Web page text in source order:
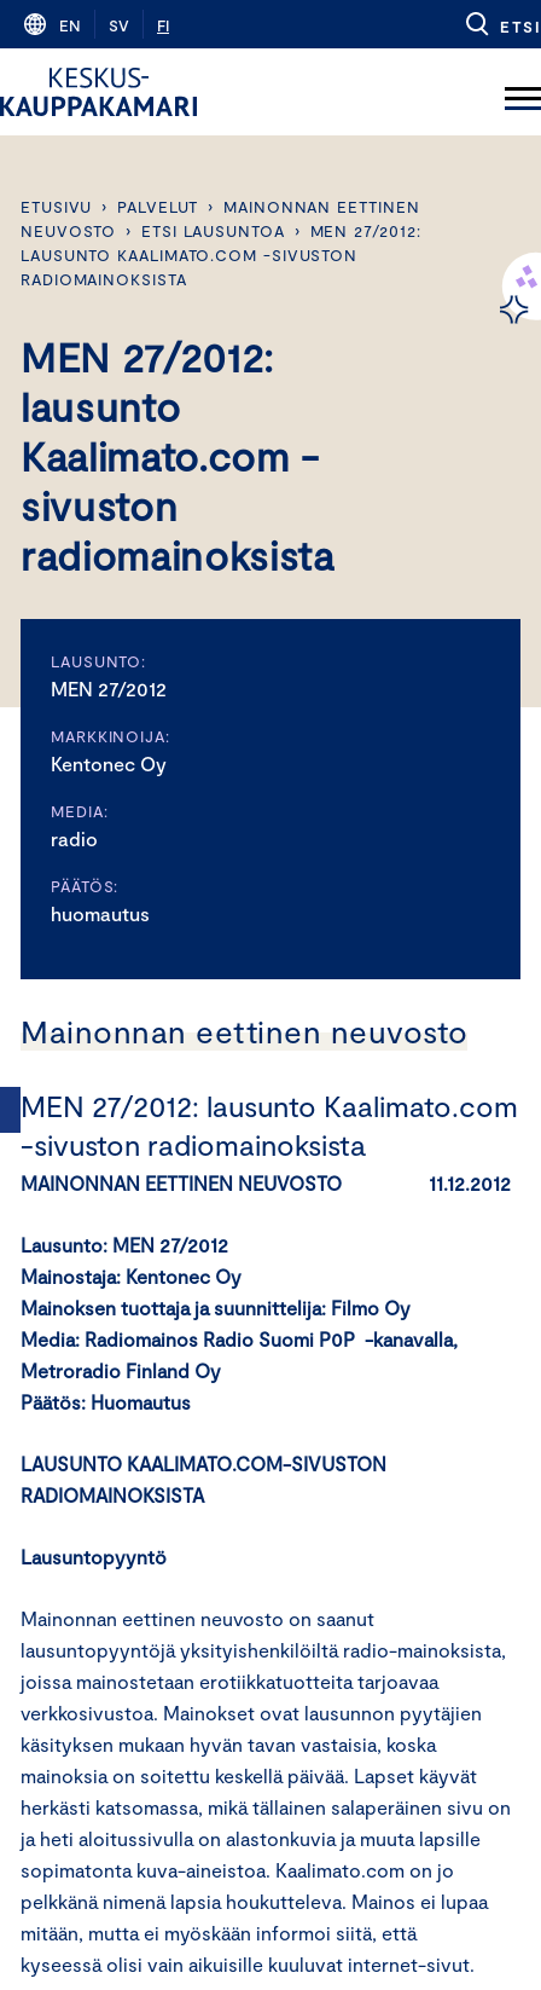
Skip
content
EN SV FI ETSI
ETUSIVU › PALVELUT ›
MAINONNAN EETTINEN
NEUVOSTO
› ETSI LAUSUNTOA ›
MEN 27/2012:
LAUSUNTO KAALIMATO.COM -SIVUSTON
RADIOMAINOKSISTA
MEN 27/2012:
lausunto
Kaalimato.com -
sivuston
radiomainoksista
LAUSUNTO:
MEN 27/2012
MARKKINOIJA:
Kentonec Oy
MEDIA:
radio
PÄÄTÖS:
huomautus
Mainonnan eettinen neuvosto
MEN 27/2012: lausunto Kaalimato.com
-sivuston radiomainoksista
MAINONNAN EETTINEN NEUVOSTO 11.12.2012
Lausunto: MEN 27/2012
Mainostaja: Kentonec Oy
Mainoksen tuottaja ja suunnittelija: Filmo Oy
Media: Radiomainos Radio Suomi P0P -kanavalla,
Metroradio Finland Oy
Päätös: Huomautus
LAUSUNTO KAALIMATO.COM-SIVUSTON
RADIOMAINOKSISTA
Lausuntopyyntö
Mainonnan eettinen neuvosto on saanut
lausuntopyyntöjä yksityishenkilöiltä radio-mainoksista,
joissa mainostetaan erotiikkatuotteita tarjoavaa
verkkosivustoa. Mainokset ovat lausunnon pyytäjien
käsityksen mukaan hyvän tavan vastaisia, koska
mainoksia on soitettu keskellä päivää. Lapset käyvät
herkästi katsomassa, mikä tällainen salaperäinen sivu on
ja heti aloitussivulla on alastonkuvia ja muuta lapsille
sopimatonta kuva-aineistoa. Kaalimato.com on jo
pelkkänä nimenä lapsia houkutteleva. Mainos ei lupaa
mitään, mutta ei myöskään informoi siitä, että
kyseessä olisi vain aikuisille kuuluvat internet-sivut.